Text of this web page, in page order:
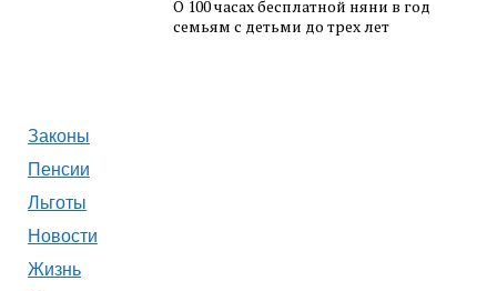
О 100 часах бесплатной няни в год
семьям с детьми до трех лет
Законы
Пенсии
Льготы
Новости
Жизнь